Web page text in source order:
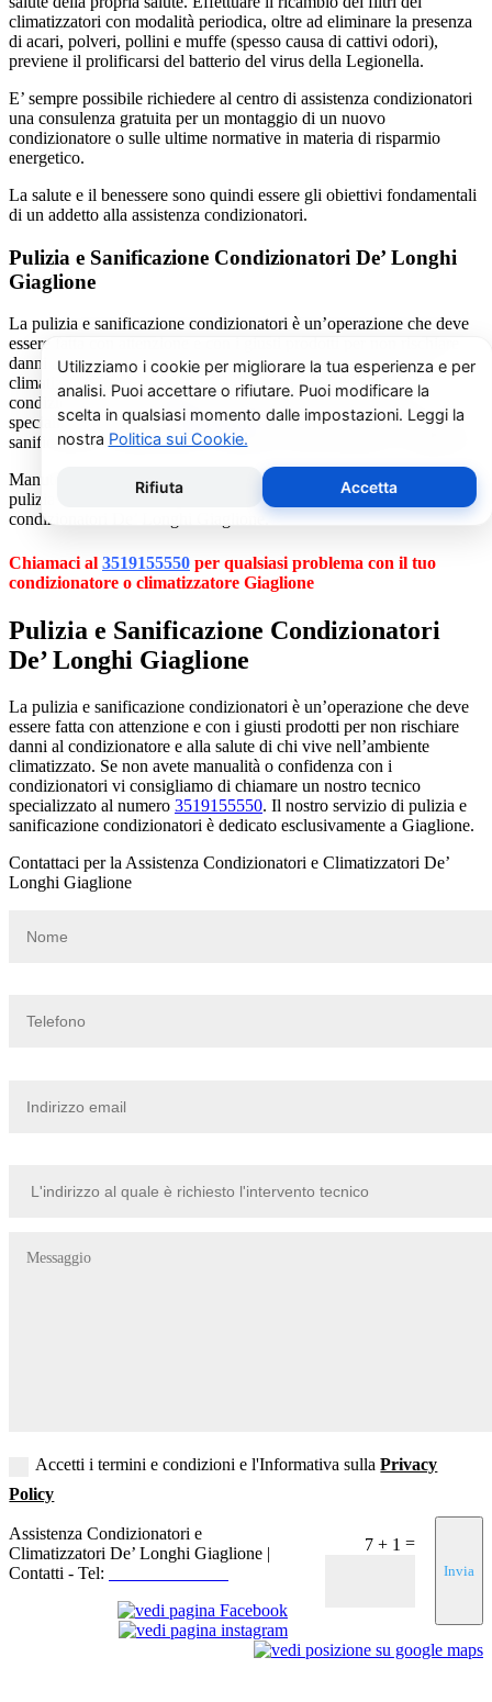
climatizzatori con modalità periodica, oltre ad eliminare la presenza
di acari, polveri, pollini e muffe (spesso causa di cattivi odori),
previene il prolificarsi del batterio del virus della Legionella.
E’ sempre possibile richiedere al centro di assistenza condizionatori
una consulenza gratuita per un montaggio di un nuovo
condizionatore o sulle ultime normative in materia di risparmio
energetico.
La salute e il benessere sono quindi essere gli obiettivi fondamentali
di un addetto alla assistenza condizionatori.
Pulizia e Sanificazione Condizionatori De’ Longhi
Giaglione
La pulizia e sanificazione condizionatori è un’operazione che deve
essere fatta con attenzione e con i giusti prodotti per non rischiare
danni al condizionatore e alla salute di chi vive nell’ambiente
climatizzato. Se non avete manualità o confidenza con i
condizionatori vi consigliamo di chiamare un nostro tecnico
specializzato al numero3519155550 . Il nostro servizio di pulizia e
sanificazione condizionatori è dedicato esclusivamente a Giaglione.
Manutenzione condizionatori e climatizzatori De’ Longhi Giaglione,
pulizia condizionatori, riparazione condizionatori d’aria, ricarica gas
condizionatori De’ Longhi Giaglione.
Chiamaci al 3519155550 per qualsiasi problema con il tuo
condizionatore o climatizzatore Giaglione
Pulizia e Sanificazione Condizionatori
De’ Longhi Giaglione
La pulizia e sanificazione condizionatori è un’operazione che deve
essere fatta con attenzione e con i giusti prodotti per non rischiare
danni al condizionatore e alla salute di chi vive nell’ambiente
climatizzato. Se non avete manualità o confidenza con i
condizionatori vi consigliamo di chiamare un nostro tecnico
specializzato al numero 3519155550. Il nostro servizio di pulizia e
sanificazione condizionatori è dedicato esclusivamente a Giaglione.
Contattaci per la Assistenza Condizionatori e Climatizzatori De’
Longhi Giaglione
Accetti i termini e condizioni e l'Informativa sullaPrivacy
Policy
7 + 1 =
Invia
Assistenza Condizionatori e
Climatizzatori De’ Longhi Giaglione |
Contatti - Tel: